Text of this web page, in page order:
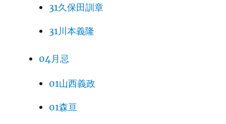
31久保田訓章
31川本義隆
04月忌
01山西義政
01森亘